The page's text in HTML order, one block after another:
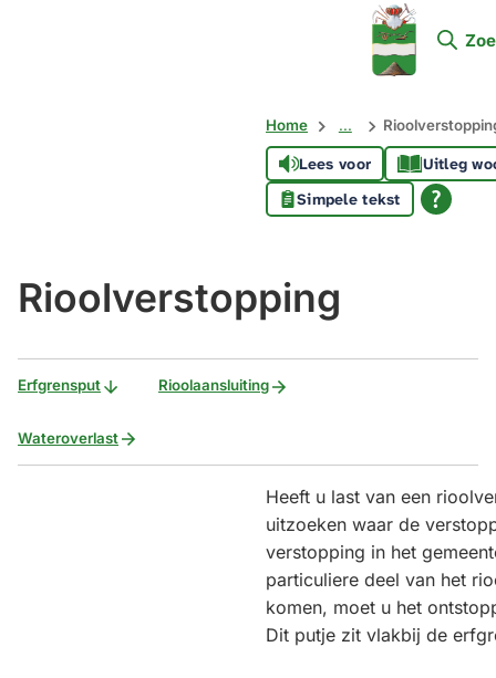
Mijn
Soest
Home ...
Lees voor
Uitleg
Simpele tekst
Rioolverstopping
Erfgrensput Rioolaansluiting
Wateroverlast
Heeft u last van een
uitzoeken waar de
verstopping in het
particuliere deel van het
komen, moet u het
Dit putje zit vlakbij de